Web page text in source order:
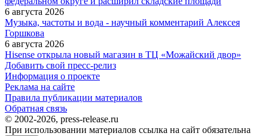
6 августа 2026
Музыка, частоты и вода - научный комментарий Алексея
Горшкова
6 августа 2026
Hisense открыла новый магазин в ТЦ «Можайский двор»
Добавить свой пресс-релиз
Информация о проекте
Реклама на сайте
Правила публикации материалов
Обратная связь
© 2002-2026, press-release.ru
При использовании материалов ссылка на сайт обязательна